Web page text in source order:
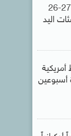
مصر تخسر أمام إسبانيا 27-26
اليد
أسبوعين